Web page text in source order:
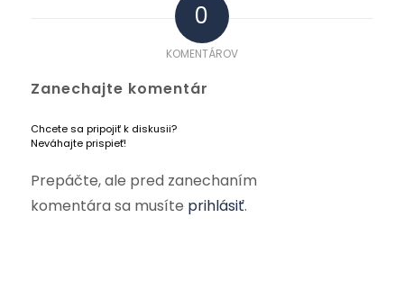
0
KOMENTÁROV
Zanechajte komentár
Chcete sa pripojiť k diskusii?
Neváhajte prispieť!
Prepáčte, ale pred zanechaním
komentára sa musíte prihlásiť.